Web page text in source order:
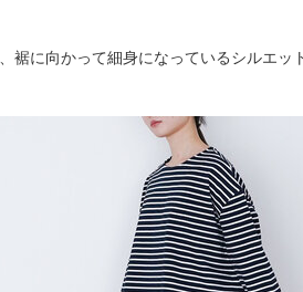
裾に向かって細身になっているシルエッ